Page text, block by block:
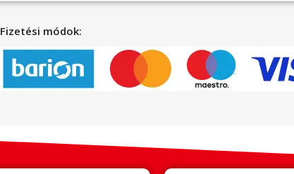
Fizetési módok: